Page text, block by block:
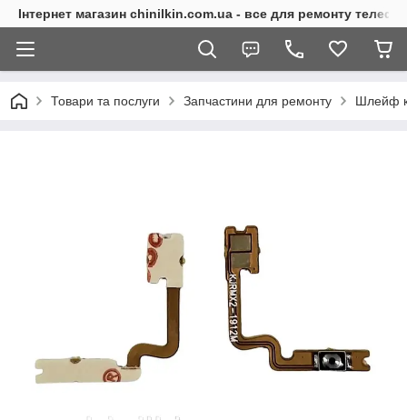
Інтернет магазин chinilkin.com.ua - все для ремонту
Товари та послуги Запчастини для ремонту Шлейф